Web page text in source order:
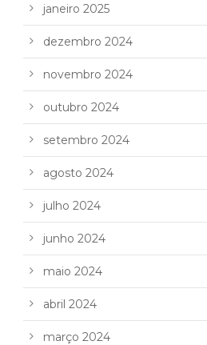
janeiro 2025
dezembro 2024
novembro 2024
outubro 2024
setembro 2024
agosto 2024
julho 2024
junho 2024
maio 2024
abril 2024
março 2024